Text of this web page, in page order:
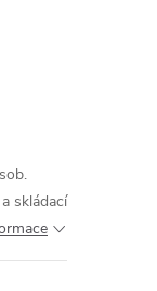
skládací